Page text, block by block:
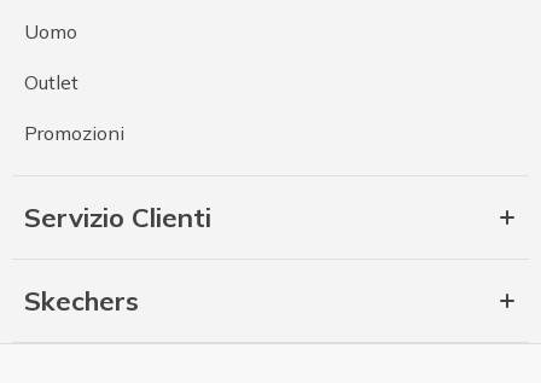
Uomo
Outlet
Promozioni
Servizio Clienti
Skechers